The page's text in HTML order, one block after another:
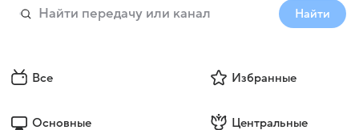
Найти
Все Избранные
Основные Центральные